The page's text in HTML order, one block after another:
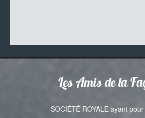
Les Amis de la
SOCIÉTÉ ROYALE ayant